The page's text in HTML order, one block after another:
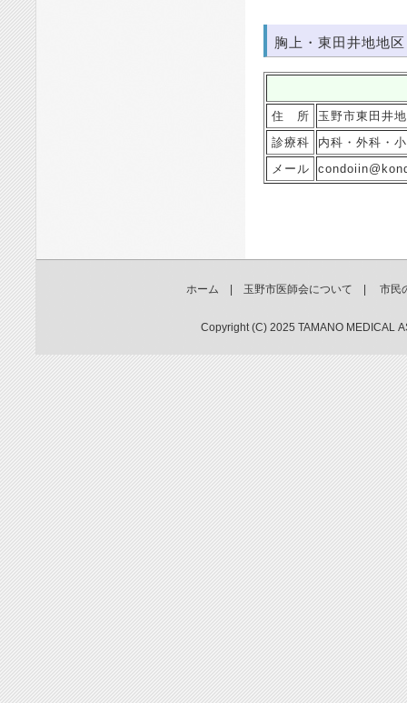
胸上・東田井地地区
住 所
玉野市東田井
診療科
内科・外科・
メール
ホーム | 玉野市医師会について | 市民
Copyright (C) 2025 TAMANO